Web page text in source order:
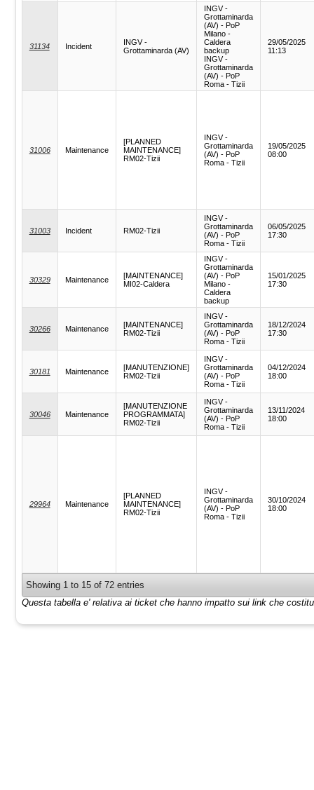
31134 Incident
INGV -
Grottaminarda (AV)
INGV -
Grottaminarda
(AV) - PoP
Milano -
Caldera
backup
INGV -
Grottaminarda
(AV) - PoP
Roma - Tizii
29/05/2025
11:13
31006 Maintenance
[PLANNED
MAINTENANCE]
RM02-Tizii
INGV -
Grottaminarda
(AV) - PoP
Roma - Tizii
19/05/2025
08:00
31003 Incident RM02-Tizii
INGV -
Grottaminarda
(AV) - PoP
Roma - Tizii
06/05/2025
17:30
30329 Maintenance
[MAINTENANCE]
MI02-Caldera
INGV -
Grottaminarda
(AV) - PoP
Milano -
Caldera
backup
15/01/2025
17:30
30266 Maintenance
[MAINTENANCE]
RM02-Tizii
INGV -
Grottaminarda
(AV) - PoP
Roma - Tizii
18/12/2024
17:30
30181 Maintenance
[MANUTENZIONE]
RM02-Tizii
INGV -
Grottaminarda
(AV) - PoP
Roma - Tizii
04/12/2024
18:00
30046 Maintenance
[MANUTENZIONE
PROGRAMMATA]
RM02-Tizii
INGV -
Grottaminarda
(AV) - PoP
Roma - Tizii
13/11/2024
18:00
29964 Maintenance
[PLANNED
MAINTENANCE]
RM02-Tizii
INGV -
Grottaminarda
(AV) - PoP
Roma - Tizii
30/10/2024
18:00
Showing 1 to 15 of 72 entries
Questa tabella e' relativa ai ticket che hanno impatto sui link che